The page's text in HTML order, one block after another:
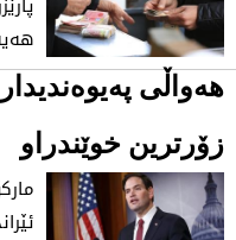
هەواڵی پەیوەندیدار
زۆرترین خوێندراو